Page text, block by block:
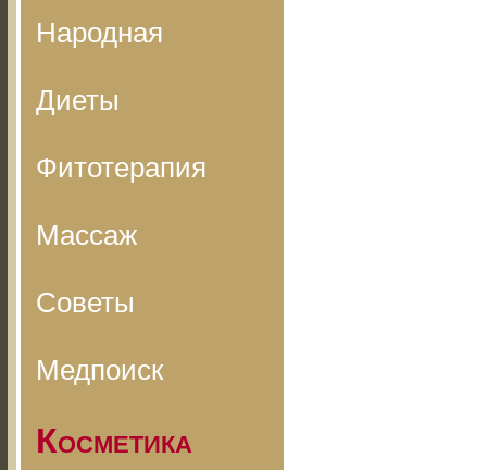
Народная
Диеты
Фитотерапия
Массаж
Советы
Медпоиск
Косметика